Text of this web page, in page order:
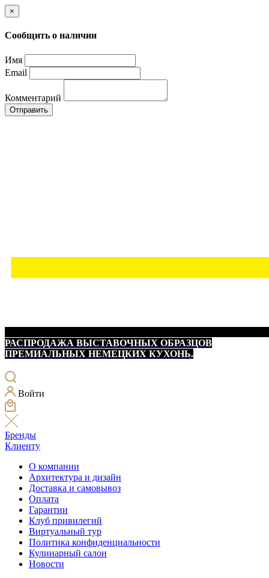
×
Сообщить о наличии
Имя
Email
Комментарий
Отправить
РАСПРОДАЖА ВЫСТАВОЧНЫХ ОБРАЗЦОВ
ПРЕМИАЛЬНЫХ НЕМЕЦКИХ КУХОНЬ.
Войти
Бренды
Клиенту
О компании
Архитектура и дизайн
Доставка и самовывоз
Оплата
Гарантии
Клуб привилегий
Виртуальный тур
Политика конфиденциальности
Кулинарный салон
Новости